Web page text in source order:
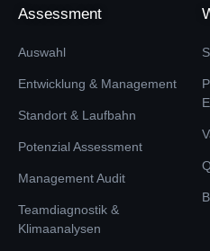
Assessment
Auswahl
Entwicklung & Management
Standort & Laufbahn
Potenzial Assessment
Management Audit
Teamdiagnostik &
Klimaanalysen